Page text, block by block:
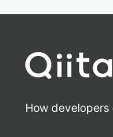
How developers